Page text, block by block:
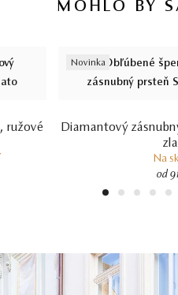
MOHLO BY
ružové
Novinka
Diamantový
Na
od
1 2 3 4 5